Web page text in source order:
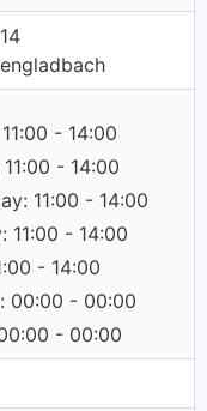
- 14:00
- 14:00
11:00 - 14:00
11:00 - 14:00
- 14:00
00:00 - 00:00
- 00:00